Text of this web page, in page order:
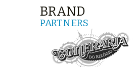
BRAND
PARTNERS